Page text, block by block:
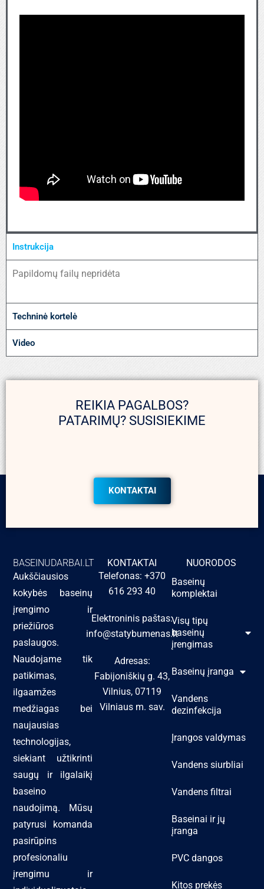
Instrukcija
Papildomų failų nepridėta
Techninė kortelė
Video
REIKIA PAGALBOS?
PATARIMŲ? SUSISIEKIME
KONTAKTAI
BASEINUDARBAI.LT
Aukščiausios
kokybės baseinų
įrengimo ir
priežiūros
paslaugos.
Naudojame tik
patikimas,
ilgaamžes
medžiagas bei
naujausias
technologijas,
siekiant užtikrinti
saugų ir ilgalaikį
baseino
naudojimą. Mūsų
patyrusi komanda
pasirūpins
profesionaliu
įrengimu ir
KONTAKTAI
Telefonas: +370
616 293 40
Elektroninis paštas:
info@statybumenas.lt
Adresas:
Fabijoniškių g. 43,
Vilnius, 07119
Vilniaus m. sav.
NUORODOS
Baseinų
komplektai
Visų tipų
baseinų
įrengimas
Baseinų įranga
Vandens
dezinfekcija
Įrangos valdymas
Vandens siurbliai
Vandens filtrai
Baseinai ir jų
įranga
PVC dangos
Kitos prekės